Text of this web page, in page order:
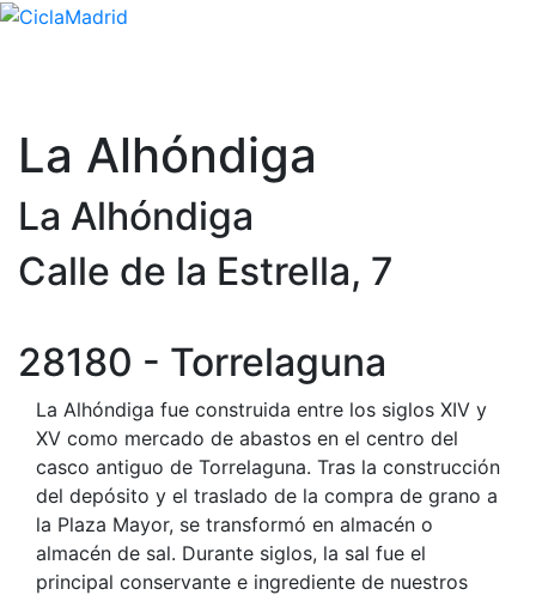
La Alhóndiga
La Alhóndiga
Calle de la Estrella, 7
28180 - Torrelaguna
La Alhóndiga fue construida entre los siglos XIV y
XV como mercado de abastos en el centro del
casco antiguo de Torrelaguna. Tras la construcción
del depósito y el traslado de la compra de grano a
la Plaza Mayor, se transformó en almacén o
almacén de sal. Durante siglos, la sal fue el
principal conservante e ingrediente de nuestros